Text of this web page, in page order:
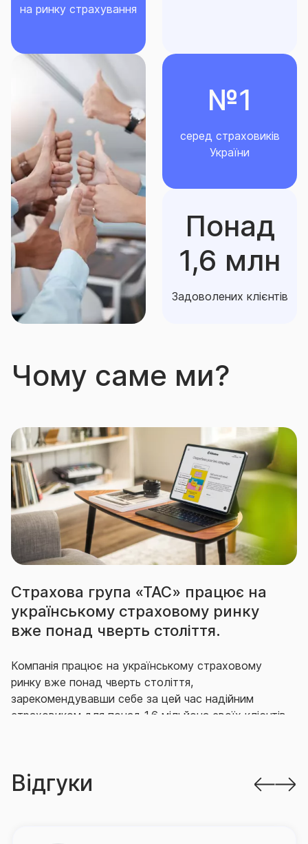
на ринку страхування
№1
серед страховиків
України
Понад
1,6 млн
Задоволених клієнтів
Чому саме ми?
Страхова група «ТАС» працює на
українському страховому ринку
вже понад чверть століття.
Компанія працює на українському страховому
ринку вже понад чверть століття,
зарекомендувавши себе за цей час надійним
страховиком для понад 1,6 мільйона своїх клієнтів,
провідні позиції на ринку як за кількістю укладених
договорів страхування, так і за обсягом виплачених
Відгуки